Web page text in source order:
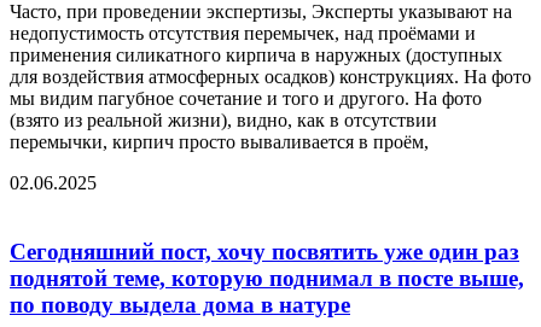
Часто, при проведении экспертизы, Эксперты указывают на
недопустимость отсутствия перемычек, над проёмами и
применения силикатного кирпича в наружных (доступных
для воздействия атмосферных осадков) конструкциях. На фото
мы видим пагубное сочетание и того и другого. На фото
(взято из реальной жизни), видно, как в отсутствии
перемычки, кирпич просто вываливается в проём,
02.06.2025
Сегодняшний пост, хочу посвятить уже один раз
поднятой теме, которую поднимал в посте выше,
по поводу выдела дома в натуре